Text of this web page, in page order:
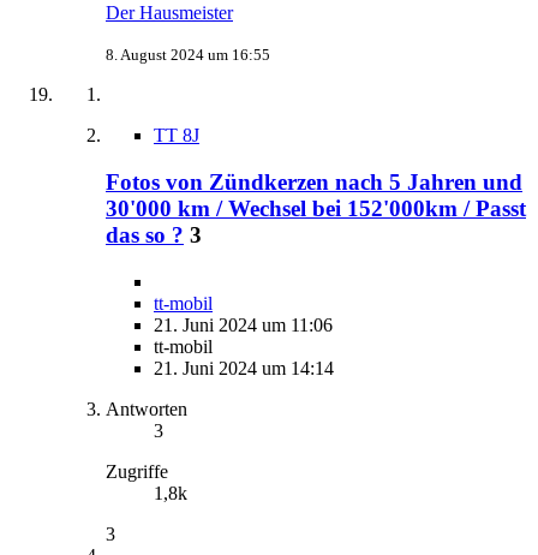
Der Hausmeister
8. August 2024 um 16:55
TT 8J
Fotos von Zündkerzen nach 5 Jahren und
30'000 km / Wechsel bei 152'000km / Passt
das so ? 3
tt-mobil
21. Juni 2024 um 11:06
tt-mobil
21. Juni 2024 um 14:14
Antworten
3
Zugriffe
1,8k
3